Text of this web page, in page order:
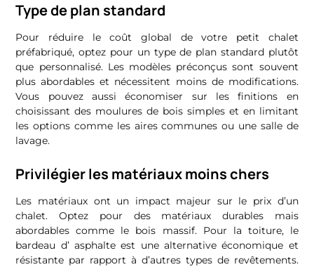
Type de plan standard
Pour réduire le coût global de votre petit chalet
préfabriqué, optez pour un type de plan standard plutôt
que personnalisé. Les modèles préconçus sont souvent
plus abordables et nécessitent moins de modifications.
Vous pouvez aussi économiser sur les finitions en
choisissant des moulures de bois simples et en limitant
les options comme les aires communes ou une salle de
lavage.
Privilégier les matériaux moins chers
Les matériaux ont un impact majeur sur le prix d’un
chalet. Optez pour des matériaux durables mais
abordables comme le bois massif. Pour la toiture, le
bardeau d’ asphalte est une alternative économique et
résistante par rapport à d’autres types de revêtements.